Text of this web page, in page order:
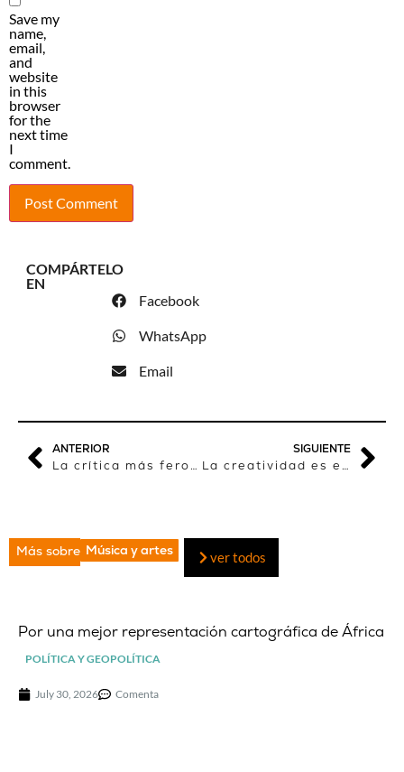
Save my
name,
email,
and
website
in this
browser
for the
next time
I
comment.
COMPÁRTELO
EN
Facebook
WhatsApp
Email
ANTERIOR
La crítica más feroz de Sony Labou Tansi
SIGUIENTE
La creatividad es el nuevo negocio
Más sobre Música y artes ver todos
Por una mejor representación cartográfica de África
POLÍTICA Y GEOPOLÍTICA
July 30, 2026 Comenta